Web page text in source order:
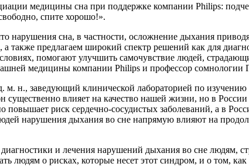
медицины сна при поддержке компании Philips:
спите хорошо!».
нарушения сна, в частности, осложнение дыхания
предлагаем широкий спектр решений как для
помогают улучшить самочувствие людей,
медицины компании Philips и профессор сомнологии
м. н., заведующий клинической лабораторией по
влияет на качество нашей жизни, но в России
риск сердечно-сосудистых заболеваний, а в
нарушения дыхания во сне напрямую влияют на
диагностики и лечения нарушений дыхания во сне
людям о рисках, которые несет этот синдром, и о том,